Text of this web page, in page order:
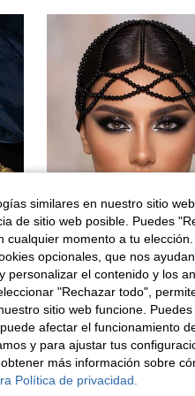
1 pieza Nuevo Accesorio Árabe para Mujer Cadena de Cintura de Aleación Larga con Moneda y Borla, Joyería Corporal Accesorios del Día de San Valentín
Buffy Bridal
8,78€
similares en nuestro sitio
de sitio web posible. Puedes
cualquier momento a tu
opcionales, que nos
personalizar el contenido y los
"Rechazar todo",
sitio web funcione.
afectar el funcionamiento
y para ajustar tus
más información sobre
Política de privacidad.